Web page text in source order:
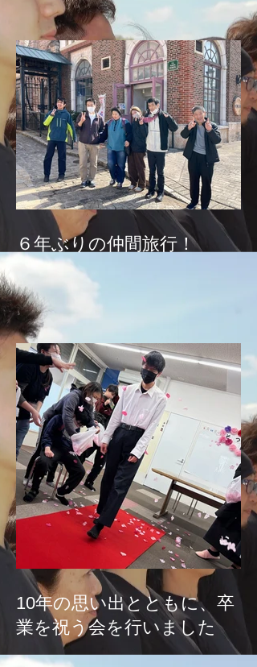
６年ぶりの仲間旅行！
10年の思い出とともに、卒
業を祝う会を行いました